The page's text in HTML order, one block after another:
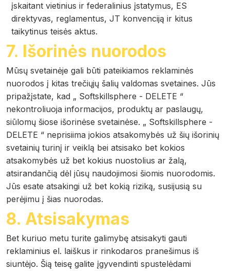
įskaitant vietinius ir federalinius įstatymus, ES
direktyvas, reglamentus, JT konvenciją ir kitus
taikytinus teisės aktus.
7. Išorinės nuorodos
Mūsų svetainėje gali būti pateikiamos reklaminės
nuorodos į kitas trečiųjų šalių valdomas svetaines. Jūs
pripažįstate, kad „ Softskillsphere - DELETE “
nekontroliuoja informacijos, produktų ar paslaugų,
siūlomų šiose išorinėse svetainėse. „ Softskillsphere -
DELETE “ neprisiima jokios atsakomybės už šių išorinių
svetainių turinį ir veiklą bei atsisako bet kokios
atsakomybės už bet kokius nuostolius ar žalą,
atsirandančią dėl jūsų naudojimosi šiomis nuorodomis.
Jūs esate atsakingi už bet kokią riziką, susijusią su
perėjimu į šias nuorodas.
8. Atsisakymas
Bet kuriuo metu turite galimybę atsisakyti gauti
reklaminius el. laiškus ir rinkodaros pranešimus iš
siuntėjo. Šią teisę galite įgyvendinti spustelėdami